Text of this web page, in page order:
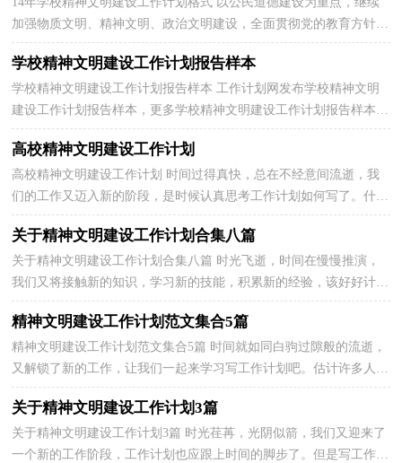
加强物质文明、精神文明、政治文明建设，全面贯彻党的教育方针，
积极推进素质教育和教师职业道德建设，使学校精神文...
学校精神文明建设工作计划报告样本
学校精神文明建设工作计划报告样本 工作计划网发布学校精神文明
建设工作计划报告样本，更多学校精神文明建设工作计划报告样本相
关信息请访问工作计划网工作计划频道。一、指...
高校精神文明建设工作计划
高校精神文明建设工作计划 时间过得真快，总在不经意间流逝，我
们的工作又迈入新的阶段，是时候认真思考工作计划如何写了。什么
样的工作计划才是好的工作计划呢？以下是小编为大家...
关于精神文明建设工作计划合集八篇
关于精神文明建设工作计划合集八篇 时光飞逝，时间在慢慢推演，
我们又将接触新的知识，学习新的技能，积累新的经验，该好好计划
一下接下来的工作了！什么样的工作计划才是好的工作计划...
精神文明建设工作计划范文集合5篇
精神文明建设工作计划范文集合5篇 时间就如同白驹过隙般的流逝，
又解锁了新的工作，让我们一起来学习写工作计划吧。估计许多人是
想得很多，但不会写，下面是小编整理的精神文明建设...
关于精神文明建设工作计划3篇
关于精神文明建设工作计划3篇 时光荏苒，光阴似箭，我们又迎来了
一个新的工作阶段，工作计划也应跟上时间的脚步了。但是写工作计